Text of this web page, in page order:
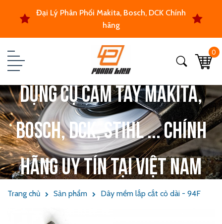
Đại Lý Phân Phối Makita, Bosch, DCK Chính
hãng
0
Dụng cụ cầm tay Makita,
Bosch, DCK, Stihl ... chính
hãng uy tín tại Việt Nam
Trang chủ Sản phẩm Dây mềm lắp cắt cỏ dài - 94F